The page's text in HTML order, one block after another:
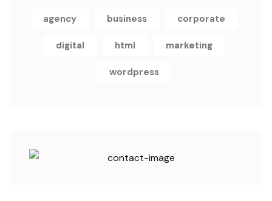
agency business corporate
digital html marketing
wordpress